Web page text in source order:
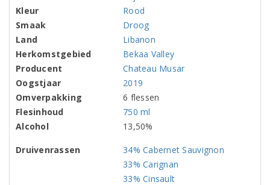
Kleur
Rood
Smaak
Droog
Land
Libanon
Herkomstgebied
Bekaa Valley
Producent
Chateau Musar
Oogstjaar
2019
Omverpakking
6 flessen
Flesinhoud
750 ml
Alcohol
13,50%
Druivenrassen
34% Cabernet Sauvignon
33% Carignan
33% Cinsault